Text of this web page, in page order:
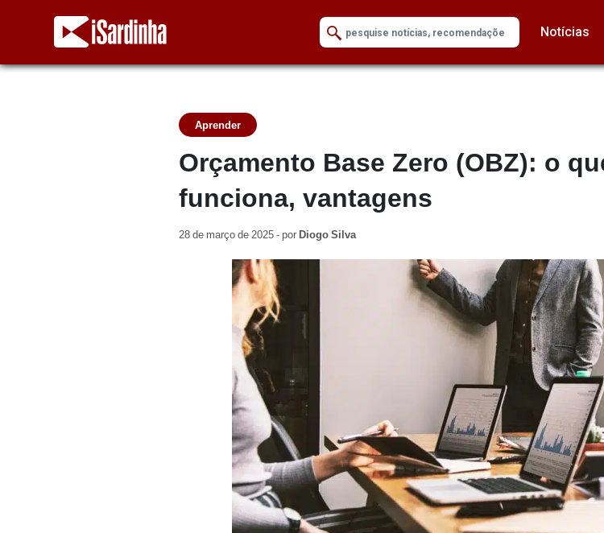
Notícias
Aprender
Orçamento Base Zero (OBZ): o
funciona, vantagens
28 de março de 2025 - por Diogo Silva